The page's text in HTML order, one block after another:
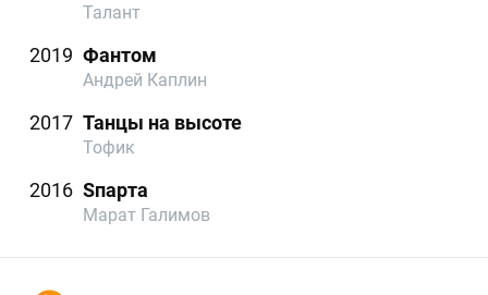
Талант
2019 Фантом
Андрей Каплин
2017 Танцы на высоте
Тофик
2016 Sпарта
Марат Галимов